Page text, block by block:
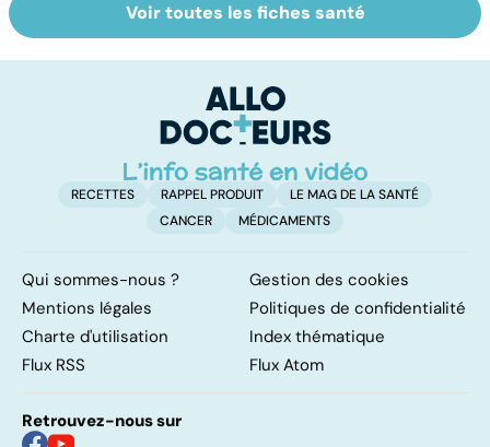
La tuberculose
pulmonaire
Tout savoir sur
les infections
Voir toutes les fiches santé
RECETTES RAPPEL PRODUIT
LE MAG DE LA SANTÉ
CANCER
MÉDICAMENTS
Qui sommes-nous ?
Gestion des cookies
Mentions légales
Politiques de confidentialité
Charte d'utilisation
Index thématique
Flux RSS
Flux Atom
Retrouvez-nous sur